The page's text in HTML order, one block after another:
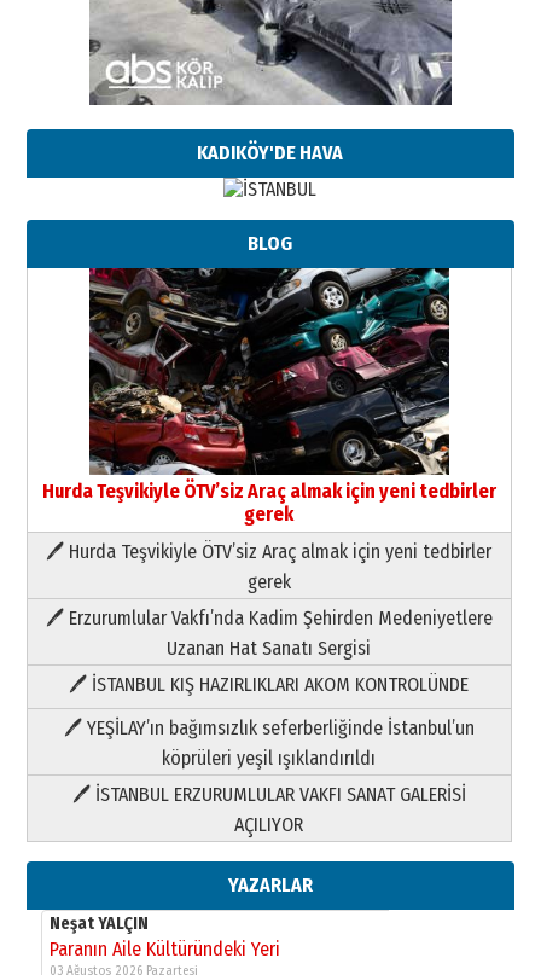
KADIKÖY'DE HAVA
BLOG
Hurda Teşvikiyle ÖTV’siz Araç almak için yeni tedbirler
gerek
🖊 Hurda Teşvikiyle ÖTV’siz Araç almak için yeni tedbirler
gerek
🖊 Erzurumlular Vakfı’nda Kadim Şehirden Medeniyetlere
Uzanan Hat Sanatı Sergisi
🖊 İSTANBUL KIŞ HAZIRLIKLARI AKOM KONTROLÜNDE
🖊 YEŞİLAY’ın bağımsızlık seferberliğinde İstanbul’un
köprüleri yeşil ışıklandırıldı
🖊 İSTANBUL ERZURUMLULAR VAKFI SANAT GALERİSİ
AÇILIYOR
YAZARLAR
Neşat YALÇIN
Paranın Aile Kültüründeki Yeri
03 Ağustos 2026 Pazartesi
Yıldırım Gündoğdu
HAVVA’NIN ÜÇ KIZI
09 Temmuz 2026 Perşembe
Yusuf POLAT
Şampiyonluk Sebahattin Şirin’e
yazar
Neşat YALÇIN
Paranın Aile Kültüründeki Yeri
03 Ağustos 2026 Pazartesi